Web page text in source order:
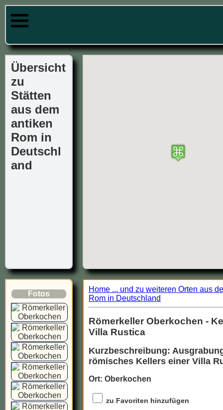
Übersicht
zu
Stätten
aus dem
antiken
Rom in
Deutschl
and
Fotos
Home ... und zu weiteren Orten aus
Rom in Deutschland
Römerkeller Oberkochen -
Villa Rustica
Kurzbeschreibung:
römisches Kellers einer Villa
Ort: Oberkochen
zu Favoriten hinzufügen